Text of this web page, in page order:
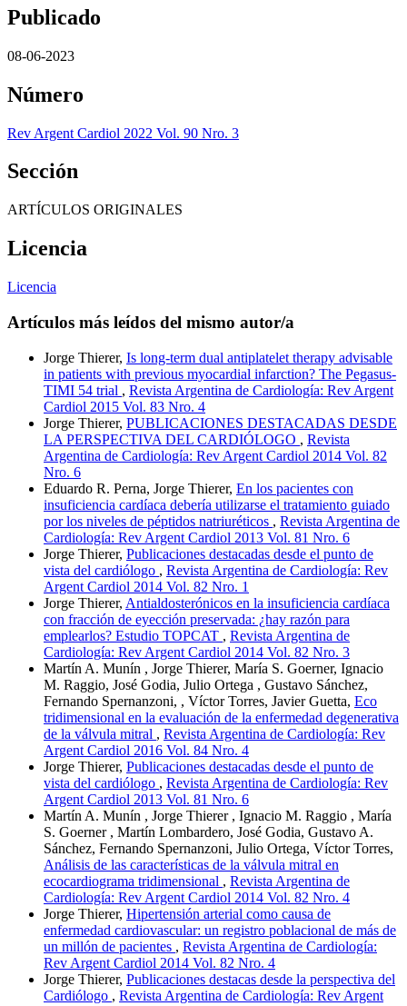
Publicado
08-06-2023
Número
Rev Argent Cardiol 2022 Vol. 90 Nro. 3
Sección
ARTÍCULOS ORIGINALES
Licencia
Licencia
Artículos más leídos del mismo autor/a
Jorge Thierer, Is long-term dual antiplatelet therapy advisable
in patients with previous myocardial infarction? The Pegasus-
TIMI 54 trial , Revista Argentina de Cardiología: Rev Argent
Cardiol 2015 Vol. 83 Nro. 4
Jorge Thierer, PUBLICACIONES DESTACADAS DESDE
LA PERSPECTIVA DEL CARDIÓLOGO , Revista
Argentina de Cardiología: Rev Argent Cardiol 2014 Vol. 82
Nro. 6
Eduardo R. Perna, Jorge Thierer, En los pacientes con
insuficiencia cardíaca debería utilizarse el tratamiento guiado
por los niveles de péptidos natriuréticos , Revista Argentina de
Cardiología: Rev Argent Cardiol 2013 Vol. 81 Nro. 6
Jorge Thierer, Publicaciones destacadas desde el punto de
vista del cardiólogo , Revista Argentina de Cardiología: Rev
Argent Cardiol 2014 Vol. 82 Nro. 1
Jorge Thierer, Antialdosterónicos en la insuficiencia cardíaca
con fracción de eyección preservada: ¿hay razón para
emplearlos? Estudio TOPCAT , Revista Argentina de
Cardiología: Rev Argent Cardiol 2014 Vol. 82 Nro. 3
Martín A. Munín , Jorge Thierer, María S. Goerner, Ignacio
M. Raggio, José Godia, Julio Ortega , Gustavo Sánchez,
Fernando Spernanzoni, , Víctor Torres, Javier Guetta, Eco
tridimensional en la evaluación de la enfermedad degenerativa
de la válvula mitral , Revista Argentina de Cardiología: Rev
Argent Cardiol 2016 Vol. 84 Nro. 4
Jorge Thierer, Publicaciones destacadas desde el punto de
vista del cardiólogo , Revista Argentina de Cardiología: Rev
Argent Cardiol 2013 Vol. 81 Nro. 6
Martín A. Munín , Jorge Thierer , Ignacio M. Raggio , María
S. Goerner , Martín Lombardero, José Godia, Gustavo A.
Sánchez, Fernando Spernanzoni, Julio Ortega, Víctor Torres,
Análisis de las características de la válvula mitral en
ecocardiograma tridimensional , Revista Argentina de
Cardiología: Rev Argent Cardiol 2014 Vol. 82 Nro. 4
Jorge Thierer, Hipertensión arterial como causa de
enfermedad cardiovascular: un registro poblacional de más de
un millón de pacientes , Revista Argentina de Cardiología:
Rev Argent Cardiol 2014 Vol. 82 Nro. 4
Jorge Thierer, Publicaciones destacas desde la perspectiva del
Cardiólogo , Revista Argentina de Cardiología: Rev Argent